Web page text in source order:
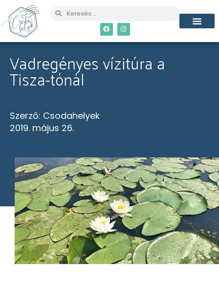
Vadregényes vízitúra a
Tisza-tónál
Szerző: Csodahelyek
2019. május 26.